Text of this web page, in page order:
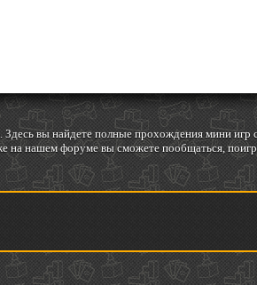
Здесь вы найдете полные прохождения мини
на нашем форуме вы сможете пообщаться,